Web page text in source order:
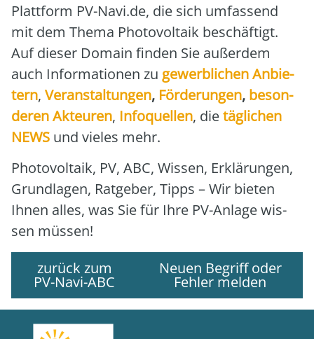
Platt­form PV-Navi.de, die sich umfas­send
mit dem The­ma Pho­to­vol­ta­ik beschäf­tigt.
Auf die­ser Domain fin­den Sie außer­dem
auch Infor­ma­tio­nen zu gewerb­li­chen Anbie­
tern, Ver­an­stal­tun­gen, För­de­run­gen, beson­
de­ren Akteu­ren, Info­quel­len, dietäg­li­chen
NEWS und vie­les mehr.
Pho­to­vol­ta­ik, PV, ABC, Wis­sen, Erklä­run­gen,
Grund­la­gen, Rat­ge­ber, Tipps – Wir bie­ten
Ihnen alles, was Sie für Ihre PV-Anla­ge wis­
sen müs­sen!
zurück zum
PV-Navi-ABC
Neuen Begriff oder
Fehler melden